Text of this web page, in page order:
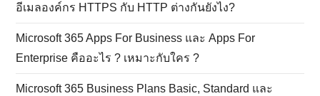
อีเมลองค์กร HTTPS กับ HTTP ต่างกันยังไง?
Microsoft 365 Apps For Business และ Apps For
Enterprise คืออะไร ? เหมาะกับใคร ?
Microsoft 365 Business Plans Basic, Standard และ